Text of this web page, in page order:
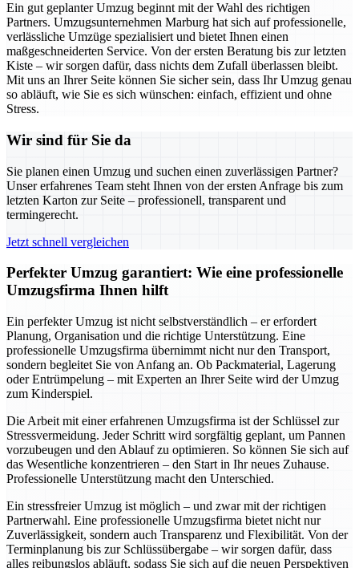
Ein gut geplanter Umzug beginnt mit der Wahl des richtigen
Partners. Umzugsunternehmen Marburg hat sich auf professionelle,
verlässliche Umzüge spezialisiert und bietet Ihnen einen
maßgeschneiderten Service. Von der ersten Beratung bis zur letzten
Kiste – wir sorgen dafür, dass nichts dem Zufall überlassen bleibt.
Mit uns an Ihrer Seite können Sie sicher sein, dass Ihr Umzug genau
so abläuft, wie Sie es sich wünschen: einfach, effizient und ohne
Stress.
Wir sind für Sie da
Sie planen einen Umzug und suchen einen zuverlässigen Partner?
Unser erfahrenes Team steht Ihnen von der ersten Anfrage bis zum
letzten Karton zur Seite – professionell, transparent und
termingerecht.
Jetzt schnell vergleichen
Perfekter Umzug garantiert: Wie eine professionelle
Umzugsfirma Ihnen hilft
Ein perfekter Umzug ist nicht selbstverständlich – er erfordert
Planung, Organisation und die richtige Unterstützung. Eine
professionelle Umzugsfirma übernimmt nicht nur den Transport,
sondern begleitet Sie von Anfang an. Ob Packmaterial, Lagerung
oder Entrümpelung – mit Experten an Ihrer Seite wird der Umzug
zum Kinderspiel.
Die Arbeit mit einer erfahrenen Umzugsfirma ist der Schlüssel zur
Stressvermeidung. Jeder Schritt wird sorgfältig geplant, um Pannen
vorzubeugen und den Ablauf zu optimieren. So können Sie sich auf
das Wesentliche konzentrieren – den Start in Ihr neues Zuhause.
Professionelle Unterstützung macht den Unterschied.
Ein stressfreier Umzug ist möglich – und zwar mit der richtigen
Partnerwahl. Eine professionelle Umzugsfirma bietet nicht nur
Zuverlässigkeit, sondern auch Transparenz und Flexibilität. Von der
Terminplanung bis zur Schlüssübergabe – wir sorgen dafür, dass
alles reibungslos abläuft, sodass Sie sich auf die neuen Perspektiven